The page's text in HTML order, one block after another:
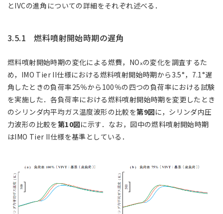
とIVCの進角についての詳細をそれぞれ述べる．
3.5.1 燃料噴射開始時期の遅角
燃料噴射開始時期の変化による燃費，NOⅹの変化を調査するた
め，IMO Tier II仕様における燃料噴射開始時期から3.5°，7.1°遅
角したときの負荷率25％から100％の四つの負荷率における試験
を実施した．各負荷率における燃料噴射開始時期を変更したとき
のシリンダ内平均ガス温度波形の比較を第9図に，シリンダ内圧
力波形の比較を第10図に示す．なお，図中の燃料噴射開始時期
はIMO Tier II仕様を基準としている．